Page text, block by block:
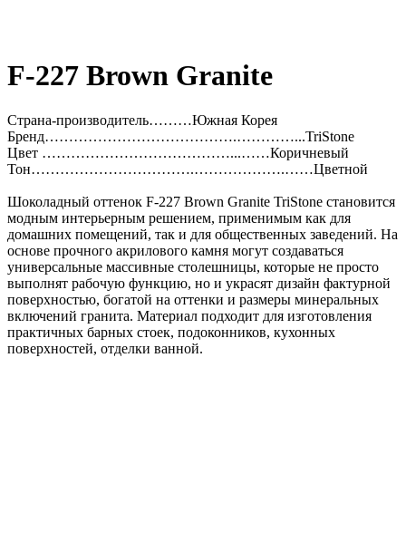
F-227 Brown Granite
Страна-производитель………Южная Корея
Бренд………………………………….…………...TriStone
Цвет …………………………………...……Коричневый
Тон…………………………….……………….……Цветной
Шоколадный оттенок F-227 Brown Granite TriStone становится
модным интерьерным решением, применимым как для
домашних помещений, так и для общественных заведений. На
основе прочного акрилового камня могут создаваться
универсальные массивные столешницы, которые не просто
выполнят рабочую функцию, но и украсят дизайн фактурной
поверхностью, богатой на оттенки и размеры минеральных
включений гранита. Материал подходит для изготовления
практичных барных стоек, подоконников, кухонных
поверхностей, отделки ванной.